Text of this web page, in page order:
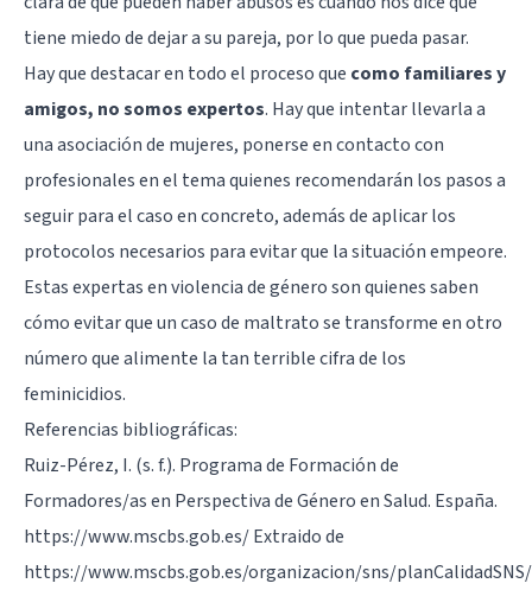
tiene miedo de dejar a su pareja, por lo que pueda pasar.
Hay que destacar en todo el proceso que como familiares y
amigos, no somos expertos. Hay que intentar llevarla a
una asociación de mujeres, ponerse en contacto con
profesionales en el tema quienes recomendarán los pasos a
seguir para el caso en concreto, además de aplicar los
protocolos necesarios para evitar que la situación empeore.
Estas expertas en violencia de género son quienes saben
cómo evitar que un caso de maltrato se transforme en otro
número que alimente la tan terrible cifra de los
feminicidios.
Referencias bibliográficas:
Ruiz-Pérez, I. (s. f.). Programa de Formación de
Formadores/as en Perspectiva de Género en Salud. España.
https://www.mscbs.gob.es/ Extraido de
https://www.mscbs.gob.es/organizacion/sns/